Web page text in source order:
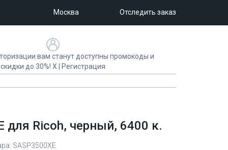
Москва Отследить заказ
вам станут доступны промокоды и
скидки до 30%! X Регистрация
для Ricoh, черный, 6400 к.
SASP3500XE